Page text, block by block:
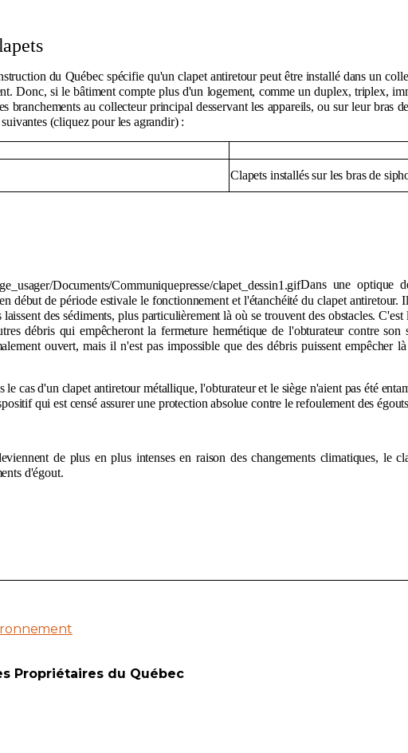
du Québec spécifie qu'un clapet antiretour peut être installé dans un
Donc, si le bâtiment compte plus d'un logement, comme un duplex, triplex,
branchements au collecteur principal desservant les appareils, ou sur leur bras
(cliquez pour les agrandir) :
Clapets installés sur les bras de
Dans une optique
début de période estivale le fonctionnement et l'étanchéité du clapet antiretour.
des sédiments, plus particulièrement là où se trouvent des obstacles.
débris qui empêcheront la fermeture hermétique de l'obturateur contre
ouvert, mais il n'est pas impossible que des débris puissent empêcher
le cas d'un clapet antiretour métallique, l'obturateur et le siège n'aient pas été
qui est censé assurer une protection absolue contre le refoulement des
de plus en plus intenses en raison des changements climatiques, le
d'égout.
Propriétaires du Québec